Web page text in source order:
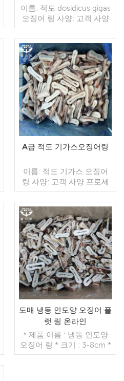
링
이름: 적도 dosidicus gigas
오징어 링 사양: 고객 사양
과정: 삶은 글레이징: IQF
40%(맞춤형) 포장: 1kg / 가
방, 10kg / 짠 가방 (맞춤형)
판매 모델: 도매/수출 최소.
주문: 20피트 컨테이너 / 40
피트 컨테이너 지불: 보자마
자 TT / С확인된 취소 불가
능한 LC 배송: 입금 확인 후
20일 이내 원산지: 중국 브
랜드: 푸 왕 행
더 읽기
A급 적도 기가스오징어링
이름: 적도 기가스 오징어
링 사양: 고객 사양 프로세
스: 스킨 온,컷 글레이징:
IQF 40%(맞춤형) 포장: 1kg
/ 가방, 10kg / 짠 가방 (맞
춤형) 판매 모델: 도매/수출
최소. 주문: 20피트 컨테이
너 / 40피트 컨테이너 지불:
보자마자 TT / С확인된 취
소 불가능한 LC 배송: 입금
확인 후 20일 이내 원산지:
중국 브랜드: 푸 왕 행
더 읽기
도매 냉동 인도양 오징어 플
랫 링 온라인
* 제품 이름 : 냉동 인도양
오징어 링 * 크기 : 3-8cm *
포장 방법 : 10kg / ctn